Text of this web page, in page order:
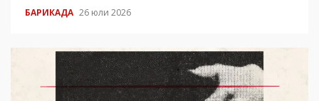
БАРИКАДА 26 юли 2026